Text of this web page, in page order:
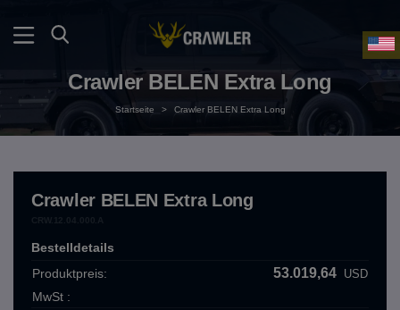
Crawler BELEN Extra Long
Startseite > Crawler BELEN Extra Long
Crawler BELEN Extra Long
Bestelldetails
Produktpreis:
53.019,64 USD
MwSt :